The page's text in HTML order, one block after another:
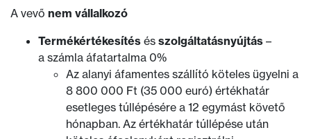
A vevő nem vállalkozó
Termékértékesítés és szolgáltatásnyújtás –
a számla áfatartalma 0%
Az alanyi áfamentes szállító köteles ügyelni a
8 800 000 Ft (35 000 euró) értékhatár
esetleges túllépésére a 12 egymást követő
hónapban. Az értékhatár túllépése után